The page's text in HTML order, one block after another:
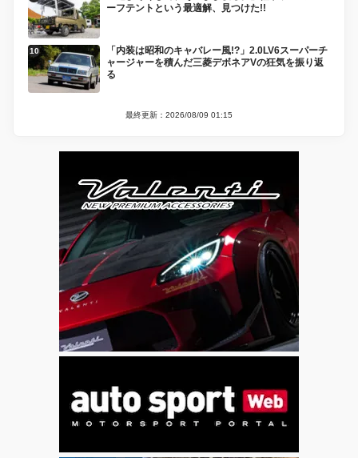
ーフテントという最適解、見つけた!!
「内装は昭和のキャバレー風!?」2.0LV6スーパーチ
ャージャーを積んだ三菱デボネアVの狂気を振り返
る
最終更新：2026/08/09 01:15